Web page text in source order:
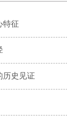
特征
历史见证